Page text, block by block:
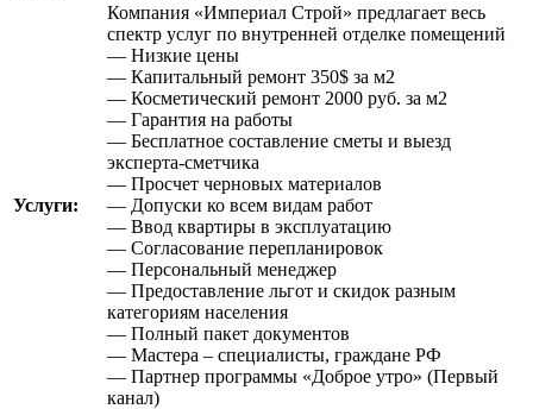
Услуги:
Компания «Империал Строй» предлагает весь
спектр услуг по внутренней отделке помещений
— Низкие цены
— Капитальный ремонт 350$ за м2
— Косметический ремонт 2000 руб. за м2
— Гарантия на работы
— Бесплатное составление сметы и выезд
эксперта-сметчика
— Просчет черновых материалов
— Допуски ко всем видам работ
— Ввод квартиры в эксплуатацию
— Согласование перепланировок
— Персональный менеджер
— Предоставление льгот и скидок разным
категориям населения
— Полный пакет документов
— Мастера – специалисты, граждане РФ
— Партнер программы «Доброе утро» (Первый
канал)